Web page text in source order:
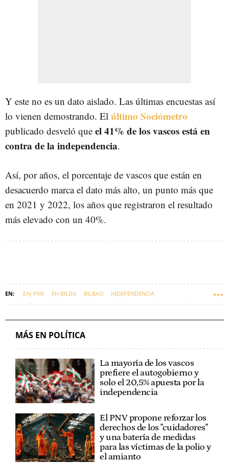
Y este no es un dato aislado. Las últimas encuestas así
lo vienen demostrando. El último Sociómetro
publicado desveló que el 41% de los vascos está en
contra de la independencia.
Así, por años, el porcentaje de vascos que están en
desacuerdo marca el dato más alto, un punto más que
en 2021 y 2022, los años que registraron el resultado
más elevado con un 40%.
EAJ-PNV EH BILDU BILBAO INDEPENDENCIA
MÁS EN POLÍTICA
La mayoría de los vascos
prefiere el autogobierno y
solo el 20,5% apuesta por la
independencia
El PNV propone reforzar los
derechos de los "cuidadores"
y una batería de medidas
para las víctimas de la polio y
el amianto